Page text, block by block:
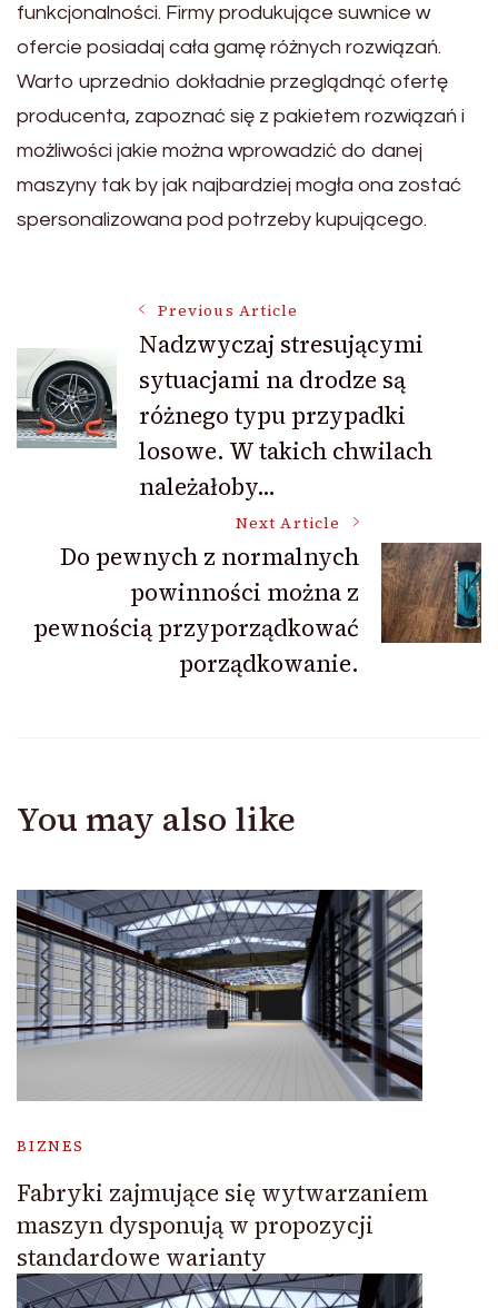
funkcjonalności. Firmy produkujące suwnice w
ofercie posiadaj cała gamę różnych rozwiązań.
Warto uprzednio dokładnie przeglądnąć ofertę
producenta, zapoznać się z pakietem rozwiązań i
możliwości jakie można wprowadzić do danej
maszyny tak by jak najbardziej mogła ona zostać
spersonalizowana pod potrzeby kupującego.
Navigation
Previous Article
Nadzwyczaj stresującymi
sytuacjami na drodze są
różnego typu przypadki
losowe. W takich chwilach
należałoby…
Next Article
Do pewnych z normalnych
powinności można z
pewnością przyporządkować
porządkowanie.
You may also like
BIZNES
Fabryki zajmujące się wytwarzaniem
maszyn dysponują w propozycji
standardowe warianty